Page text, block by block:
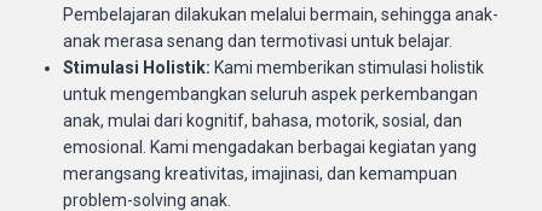
Pembelajaran dilakukan melalui bermain, sehingga anak-
anak merasa senang dan termotivasi untuk belajar.
Stimulasi Holistik: Kami memberikan stimulasi holistik
untuk mengembangkan seluruh aspek perkembangan
anak, mulai dari kognitif, bahasa, motorik, sosial, dan
emosional. Kami mengadakan berbagai kegiatan yang
merangsang kreativitas, imajinasi, dan kemampuan
problem-solving anak.